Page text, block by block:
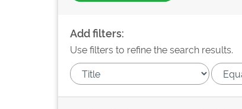
Add filters:
Use filters to refine the search results.